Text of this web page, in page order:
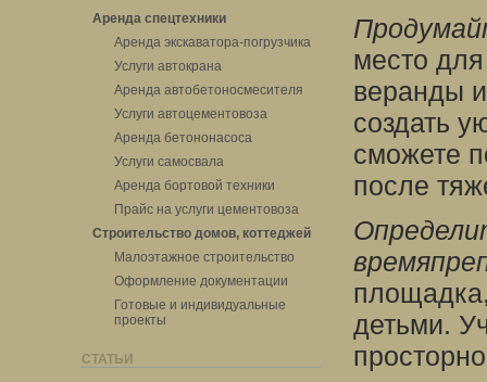
Аренда спецтехники
Аренда экскаватора-погрузчика
Услуги автокрана
Аренда автобетоносмесителя
Услуги автоцементовоза
Аренда бетононасоса
Услуги самосвала
Аренда бортовой техники
Прайс на услуги цементовоза
Строительство домов, коттеджей
Малоэтажное строительство
Оформление документации
Готовые и индивидуальные
проекты
СТАТЬИ
место
веранды
создать
сможете
после
детьми.